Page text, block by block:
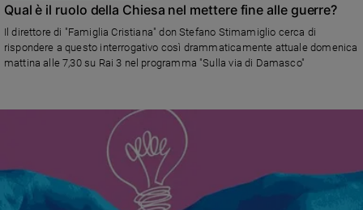
Qual è il ruolo della Chiesa nel mettere fine alle guerre?
Il direttore di "Famiglia Cristiana" don Stefano Stimamiglio cerca di
rispondere a questo interrogativo così drammaticamente attuale domenica
mattina alle 7,30 su Rai 3 nel programma "Sulla via di Damasco"